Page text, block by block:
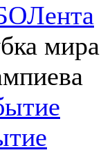
Лента
мира